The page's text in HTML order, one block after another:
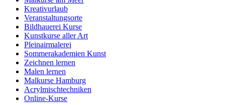
Kreativurlaub
Veranstaltungsorte
Bildhauerei Kurse
Kunstkurse aller Art
Pleinairmalerei
Sommerakademien Kunst
Zeichnen lernen
Malen lernen
Malkurse Hamburg
Acrylmischtechniken
Online-Kurse